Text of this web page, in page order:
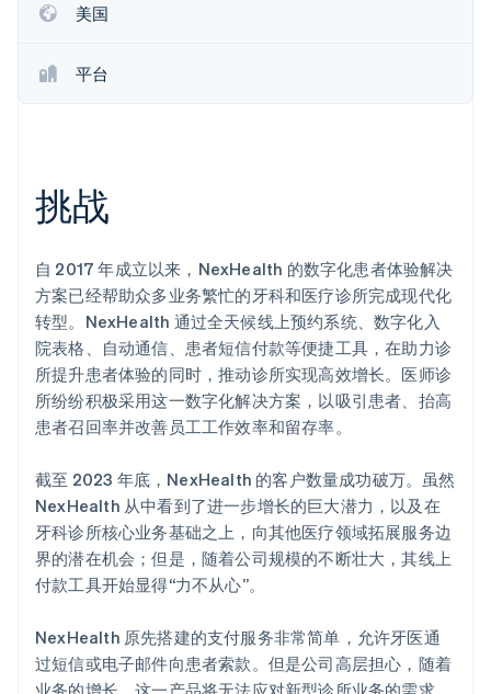
碳移除
在线身份验证
美国
平台
挑战
自 2017 年成立以来，NexHealth 的数字化患者体验解决
方案已经帮助众多业务繁忙的牙科和医疗诊所完成现代化
转型。NexHealth 通过全天候线上预约系统、数字化入
院表格、自动通信、患者短信付款等便捷工具，在助力诊
所提升患者体验的同时，推动诊所实现高效增长。医师诊
所纷纷积极采用这一数字化解决方案，以吸引患者、抬高
患者召回率并改善员工工作效率和留存率。
截至 2023 年底，NexHealth 的客户数量成功破万。虽然
NexHealth 从中看到了进一步增长的巨大潜力，以及在
牙科诊所核心业务基础之上，向其他医疗领域拓展服务边
界的潜在机会；但是，随着公司规模的不断壮大，其线上
付款工具开始显得“力不从心”。
NexHealth 原先搭建的支付服务非常简单，允许牙医通
过短信或电子邮件向患者索款。但是公司高层担心，随着
业务的增长，这一产品将无法应对新型诊所业务的需求。